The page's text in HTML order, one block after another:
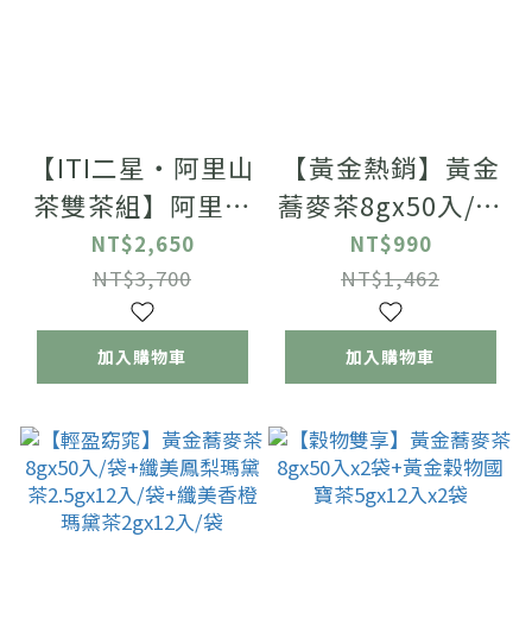
【ITI二星・阿里山
茶雙茶組】阿里山
烏龍茶150g/罐
+阿里山金萱茶
150g/罐
NT$2,650
NT$3,700
加入購物車
【黃金熱銷】黃金
蕎麥茶8gx50入/袋
+白桃烏龍綠茶
4gx12入/袋+蜜蘭
清烏龍茶1.2g*12
入/袋
NT$990
NT$1,462
加入購物車